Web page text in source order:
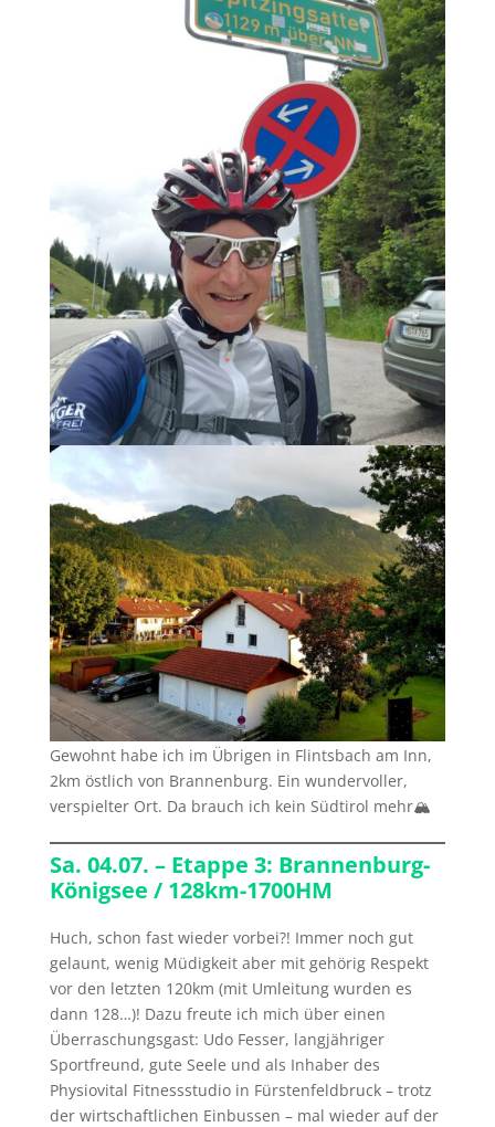
Gewohnt habe ich im Übrigen in Flintsbach am Inn,
2km östlich von Brannenburg. Ein wundervoller,
verspielter Ort. Da brauch ich kein Südtirol mehr🏔
Sa. 04.07. – Etappe 3: Brannenburg-
Königsee / 128km-1700HM
Huch, schon fast wieder vorbei?! Immer noch gut
gelaunt, wenig Müdigkeit aber mit gehörig Respekt
vor den letzten 120km (mit Umleitung wurden es
dann 128…)! Dazu freute ich mich über einen
Überraschungsgast: Udo Fesser, langjähriger
Sportfreund, gute Seele und als Inhaber des
Physiovital Fitnessstudio in Fürstenfeldbruck – trotz
der wirtschaftlichen Einbussen – mal wieder auf der